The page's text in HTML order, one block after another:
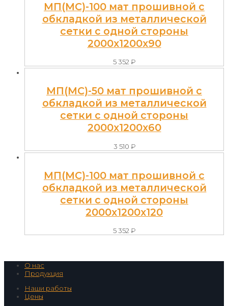
МП(МС)-100 мат прошивной с
обкладкой из металлической
сетки с одной стороны
2000x1200x90
5 352₽
МП(МС)-50 мат прошивной с
обкладкой из металлической
сетки с одной стороны
2000x1200x60
3 510 ₽
МП(МС)-100 мат прошивной с
обкладкой из металлической
сетки с одной стороны
2000x1200x120
5 352 ₽
О нас
Продукция
Наши работы
Цены